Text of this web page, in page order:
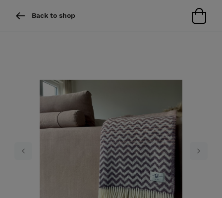
Back to shop
Previous Next